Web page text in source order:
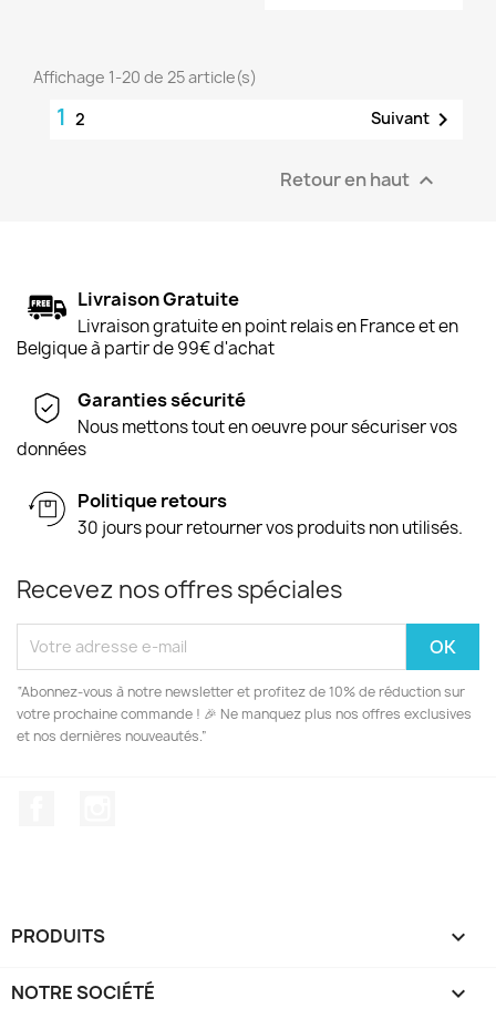
Affichage 1-20 de 25 article(s)
1 2 Suivant 
Retour en haut 
Livraison Gratuite
Livraison gratuite en point relais en France et en
Belgique à partir de 99€ d'achat
Garanties sécurité
Nous mettons tout en oeuvre pour sécuriser vos
données
Politique retours
30 jours pour retourner vos produits non utilisés.
Recevez nos offres spéciales
“Abonnez-vous à notre newsletter et profitez de 10% de réduction sur
votre prochaine commande ! 🎉 Ne manquez plus nos offres exclusives
et nos dernières nouveautés.”
PRODUITS 
NOTRE SOCIÉTÉ 